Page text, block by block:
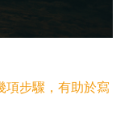
步驟，有助於寫